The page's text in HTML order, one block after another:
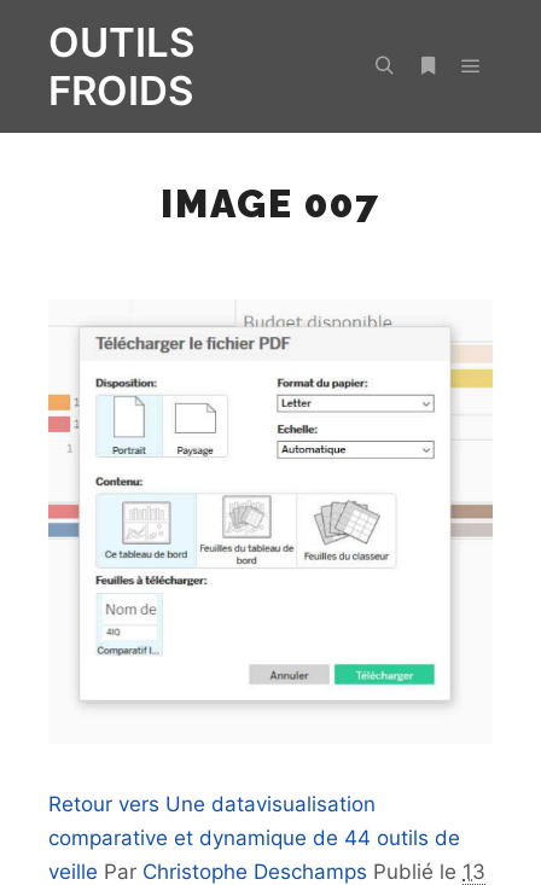
OUTILS
FROIDS
IMAGE 007
Retour vers Une datavisualisation
comparative et dynamique de 44 outils de
veille Par Christophe Deschamps Publié le 13